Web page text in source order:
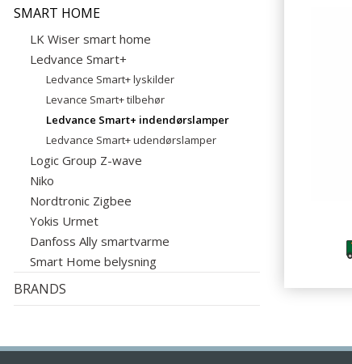
SMART HOME
LK Wiser smart home
Ledvance Smart+
Ledvance Smart+ lyskilder
Levance Smart+ tilbehør
Ledvance Smart+ indendørslamper
Ledvance Smart+ udendørslamper
Logic Group Z-wave
Niko
Nordtronic Zigbee
Yokis Urmet
Danfoss Ally smartvarme
Smart Home belysning
BRANDS